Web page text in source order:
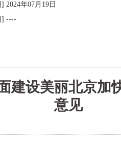
2024年07月19日
]----
建设美丽北京加
意见